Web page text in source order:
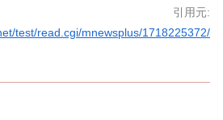
引用元:
test/read.cgi/mnewsplus/1718225372/